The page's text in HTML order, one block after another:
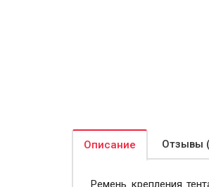
Описание Отзывы
Ремень крепления